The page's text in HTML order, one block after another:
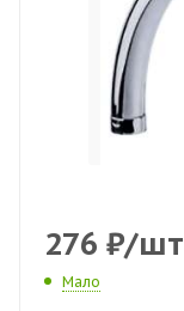
276 ₽/шт
Мало